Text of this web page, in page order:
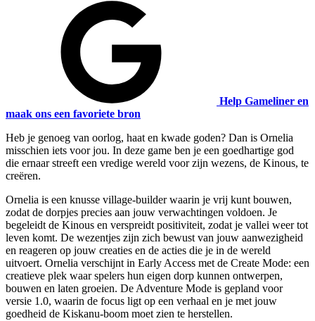
Help Gameliner en
maak ons een favoriete bron
Heb je genoeg van oorlog, haat en kwade goden? Dan is Ornelia
misschien iets voor jou. In deze game ben je een goedhartige god
die ernaar streeft een vredige wereld voor zijn wezens, de Kinous, te
creëren.
Ornelia is een knusse village-builder waarin je vrij kunt bouwen,
zodat de dorpjes precies aan jouw verwachtingen voldoen. Je
begeleidt de Kinous en verspreidt positiviteit, zodat je vallei weer tot
leven komt. De wezentjes zijn zich bewust van jouw aanwezigheid
en reageren op jouw creaties en de acties die je in de wereld
uitvoert. Ornelia verschijnt in Early Access met de Create Mode: een
creatieve plek waar spelers hun eigen dorp kunnen ontwerpen,
bouwen en laten groeien. De Adventure Mode is gepland voor
versie 1.0, waarin de focus ligt op een verhaal en je met jouw
goedheid de Kiskanu-boom moet zien te herstellen.